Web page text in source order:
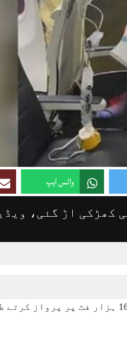
واٹس ایپ
کھڑکی اڑ گئی،
پورٹ لینڈ: اڑان بھرنے کے کچھ دیر بعد 16 ہزار فٹ پر